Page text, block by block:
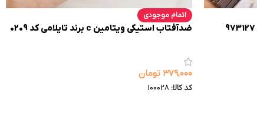
اتمام موجودی
ضدآفتاب استیکی ویتامین c برند تایلامی کد 0209
۳۷۹,۰۰۰ تومان
کد کالا: 100028